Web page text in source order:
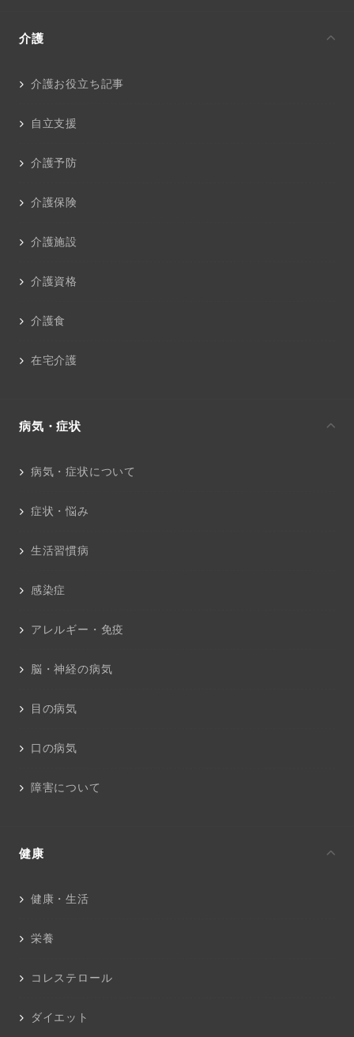
介護
介護お役立ち記事
自立支援
介護予防
介護保険
介護施設
介護資格
介護食
在宅介護
病気・症状
病気・症状について
症状・悩み
生活習慣病
感染症
アレルギー・免疫
脳・神経の病気
目の病気
口の病気
障害について
健康
健康・生活
栄養
コレステロール
ダイエット